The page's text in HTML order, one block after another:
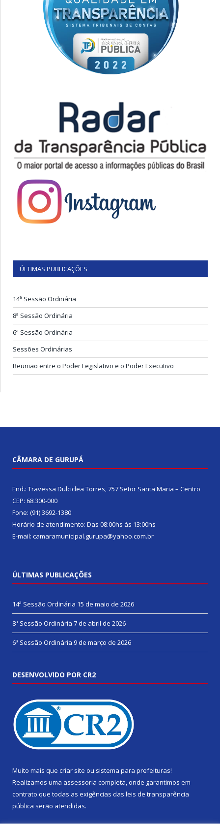
ÚLTIMAS PUBLICAÇÕES
14ª Sessão Ordinária
8ª Sessão Ordinária
6ª Sessão Ordinária
Sessões Ordinárias
Reunião entre o Poder Legislativo e o Poder Executivo
CÂMARA DE GURUPÁ
End.: Travessa Dulciclea Torres, 757 Setor Santa Maria – Centro
CEP: 68.300-000
Fone: (91) 3692-1380
Horário de atendimento: Das 08:00hs às 13:00hs
E-mail: camaramunicipal.gurupa@yahoo.com.br
ÚLTIMAS PUBLICAÇÕES
14ª Sessão Ordinária 15 de maio de 2026
8ª Sessão Ordinária 7 de abril de 2026
6ª Sessão Ordinária 9 de março de 2026
DESENVOLVIDO POR CR2
Muito mais que criar site ou sistema para prefeituras!
Realizamos uma assessoria completa, onde garantimos em
contrato que todas as exigências das leis de transparência
pública serão atendidas.